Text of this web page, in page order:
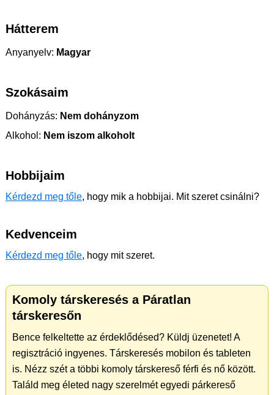
Hátterem
Anyanyelv: Magyar
Szokásaim
Dohányzás: Nem dohányzom
Alkohol: Nem iszom alkoholt
Hobbijaim
Kérdezd meg tőle, hogy mik a hobbijai. Mit szeret csinálni?
Kedvenceim
Kérdezd meg tőle, hogy mit szeret.
Komoly társkeresés a Páratlan
társkeresőn
Bence felkeltette az érdeklődésed? Küldj üzenetet! A
regisztráció ingyenes. Társkeresés mobilon és tableten
is. Nézz szét a többi komoly társkereső férfi és nő között.
Találd meg életed nagy szerelmét egyedi párkereső